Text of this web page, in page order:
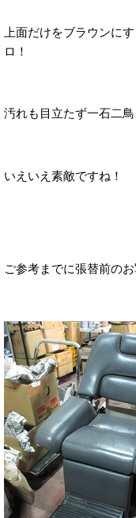
上面だけをブラウンに
ロ！
汚れも目立たず一石二
いえいえ素敵ですね！
ご参考までに張替前の